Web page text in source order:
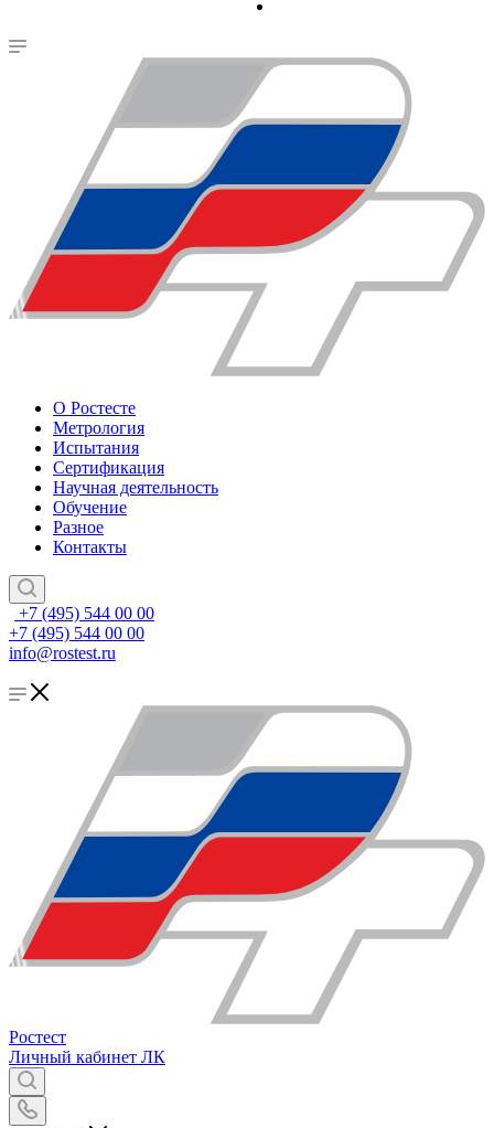
О Ростесте
Метрология
Испытания
Сертификация
Научная деятельность
Обучение
Разное
Контакты
+7 (495) 544 00 00
+7 (495) 544 00 00
info@rostest.ru
Ростест
Личный кабинет ЛК